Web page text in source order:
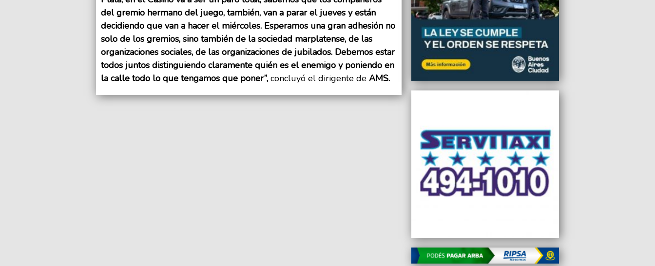
del gremio hermano del juego, también, van a parar el jueves y están
decidiendo que van a hacer el miércoles. Esperamos una gran adhesión no
solo de los gremios, sino también de la sociedad marplatense, de las
organizaciones sociales, de las organizaciones de jubilados. Debemos estar
todos juntos distinguiendo claramente quién es el enemigo y poniendo en
la calle todo lo que tengamos que poner”, concluyó el dirigente de AMS.